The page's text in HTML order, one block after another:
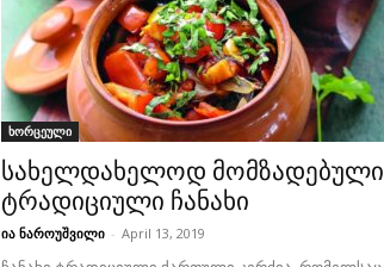
ხორცეული
სახელდახელოდ მომზადებული
ტრადიციული ჩანახი
ია ნაროუშვილი - April 13, 2019